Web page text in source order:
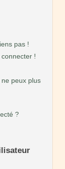
pas !
!
peux plus
?